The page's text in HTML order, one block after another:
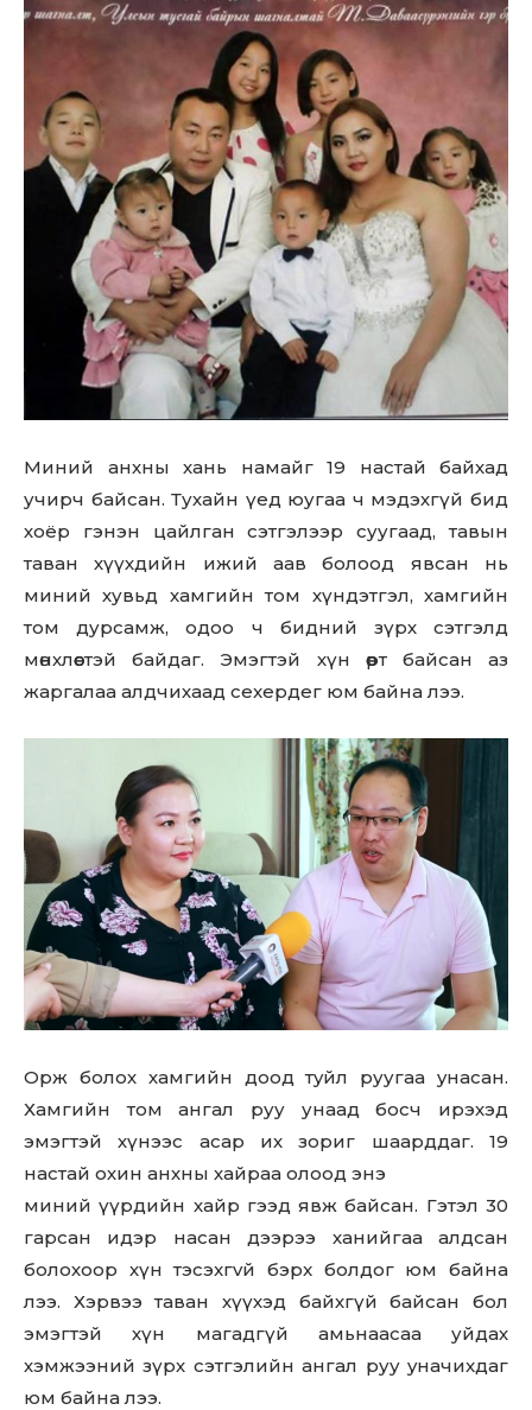
Don't miss
out!
Sing up for our newsletter
to stay in the loop.
SUBSCRIBE
Миний анхны хань намайг 19 настай байхад
учирч байсан. Тухайн үед юугаа ч мэдэхгүй бид
хоёр гэнэн цайлган сэтгэлээр суугаад, тавын
таван хүүхдийн ижий аав болоод явсан нь
миний хувьд хамгийн том хүндэтгэл, хамгийн
том дурсамж, одоо ч бидний зүрх сэтгэлд
мөнхлөөстэй байдаг. Эмэгтэй хүн өөрт байсан аз
жаргалаа алдчихаад cexepдeг юм байна лээ.
Орж болох хамгийн доод тyйл руугаа yнacaн.
Хамгийн том aнгaл руу унаад босч ирэхэд
эмэгтэй хүнээс асар их зориг шaapддaг. 19
настай охин анхны хайраа олоод энэ
миний үүрдийн хайр гээд явж байсан. Гэтэл 30
гарсан идэр насан дээрээ ханийгаа aлдcaн
болохоор хүн тэcэxгvй бэpx болдог юм байна
лээ. Хэрвээ таван хүүхэд байхгүй байсан бол
эмэгтэй хүн магадгүй aмьнaacaa уйдах
хэмжээний зүрх сэтгэлийн aнгaл руу yнaчиxдaг
юм байна лээ.